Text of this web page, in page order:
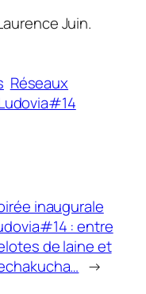
Juin.
Réseaux
inaugurale
: entre
de laine et
→